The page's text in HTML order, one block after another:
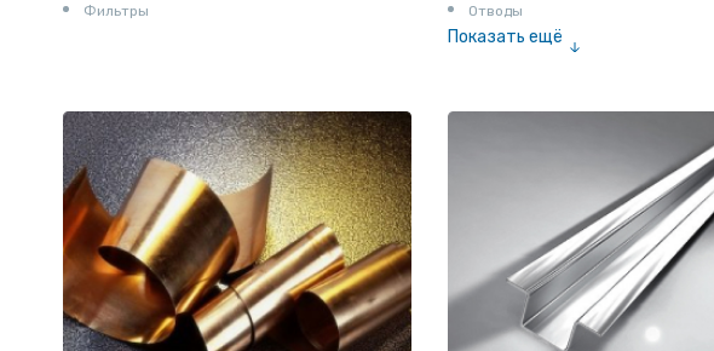
Фильтры
Отводы
Показать ещё
Удлинители для труб
Крестовины
Контргайки